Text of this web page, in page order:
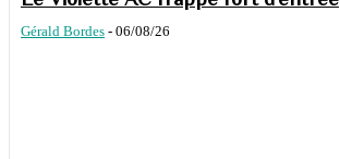
Gérald Bordes - 06/08/26